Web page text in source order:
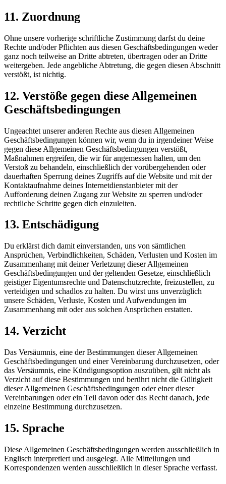
11. Zuordnung
Ohne unsere vorherige schriftliche Zustimmung darfst du deine
Rechte und/oder Pflichten aus diesen Geschäftsbedingungen weder
ganz noch teilweise an Dritte abtreten, übertragen oder an Dritte
weitergeben. Jede angebliche Abtretung, die gegen diesen Abschnitt
verstößt, ist nichtig.
12. Verstöße gegen diese Allgemeinen
Geschäftsbedingungen
Ungeachtet unserer anderen Rechte aus diesen Allgemeinen
Geschäftsbedingungen können wir, wenn du in irgendeiner Weise
gegen diese Allgemeinen Geschäftsbedingungen verstößt,
Maßnahmen ergreifen, die wir für angemessen halten, um den
Verstoß zu behandeln, einschließlich der vorübergehenden oder
dauerhaften Sperrung deines Zugriffs auf die Website und mit der
Kontaktaufnahme deines Internetdienstanbieter mit der
Aufforderung deinen Zugang zur Website zu sperren und/oder
rechtliche Schritte gegen dich einzuleiten.
13. Entschädigung
Du erklärst dich damit einverstanden, uns von sämtlichen
Ansprüchen, Verbindlichkeiten, Schäden, Verlusten und Kosten im
Zusammenhang mit deiner Verletzung dieser Allgemeinen
Geschäftsbedingungen und der geltenden Gesetze, einschließlich
geistiger Eigentumsrechte und Datenschutzrechte, freizustellen, zu
verteidigen und schadlos zu halten. Du wirst uns unverzüglich
unsere Schäden, Verluste, Kosten und Aufwendungen im
Zusammenhang mit oder aus solchen Ansprüchen erstatten.
14. Verzicht
Das Versäumnis, eine der Bestimmungen dieser Allgemeinen
Geschäftsbedingungen und einer Vereinbarung durchzusetzen, oder
das Versäumnis, eine Kündigungsoption auszuüben, gilt nicht als
Verzicht auf diese Bestimmungen und berührt nicht die Gültigkeit
dieser Allgemeinen Geschäftsbedingungen oder einer dieser
Vereinbarungen oder ein Teil davon oder das Recht danach, jede
einzelne Bestimmung durchzusetzen.
15. Sprache
Diese Allgemeinen Geschäftsbedingungen werden ausschließlich in
Englisch interpretiert und ausgelegt. Alle Mitteilungen und
Korrespondenzen werden ausschließlich in dieser Sprache verfasst.